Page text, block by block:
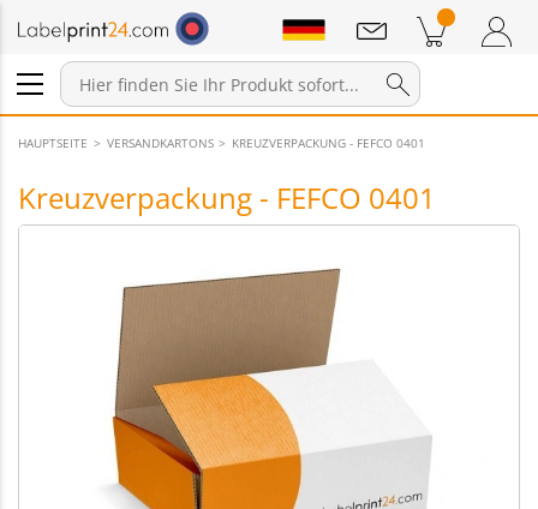
Anmelden / Registrieren
Warenkorb Zum Warenkorb
Mitteilungen
HAUPTSEITE VERSANDKARTONS KREUZVERPACKUNG - FEFCO 0401
Kreuzverpackung - FEFCO 0401